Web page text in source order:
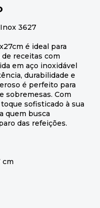
3627
é ideal para
receitas com
em aço inoxidável
durabilidade e
é perfeito para
sobremesas. Com
sofisticado à sua
quem busca
das refeições.
cm